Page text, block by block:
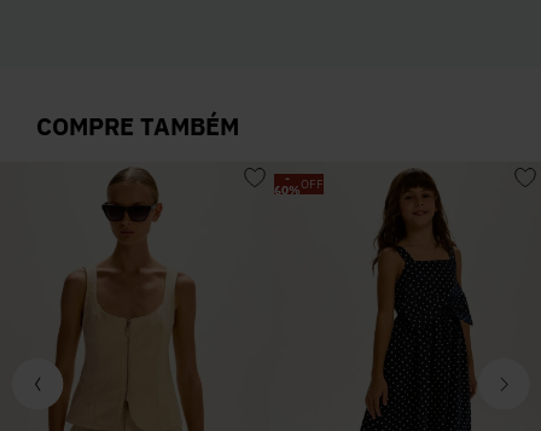
COMPRE TAMBÉM
-
60%OFF
10º Vestido Branco